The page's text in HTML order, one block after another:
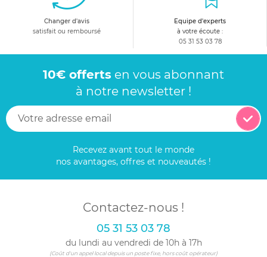
Changer d'avis
satisfait ou remboursé
Equipe d'experts
à votre écoute :
05 31 53 03 78
10€ offerts en vous abonnant
à notre newsletter !
Recevez avant tout le monde
nos avantages, offres et nouveautés !
Contactez-nous !
05 31 53 03 78
du lundi au vendredi de 10h à 17h
(Coût d'un appel local depuis un poste fixe, hors coût opérateur)